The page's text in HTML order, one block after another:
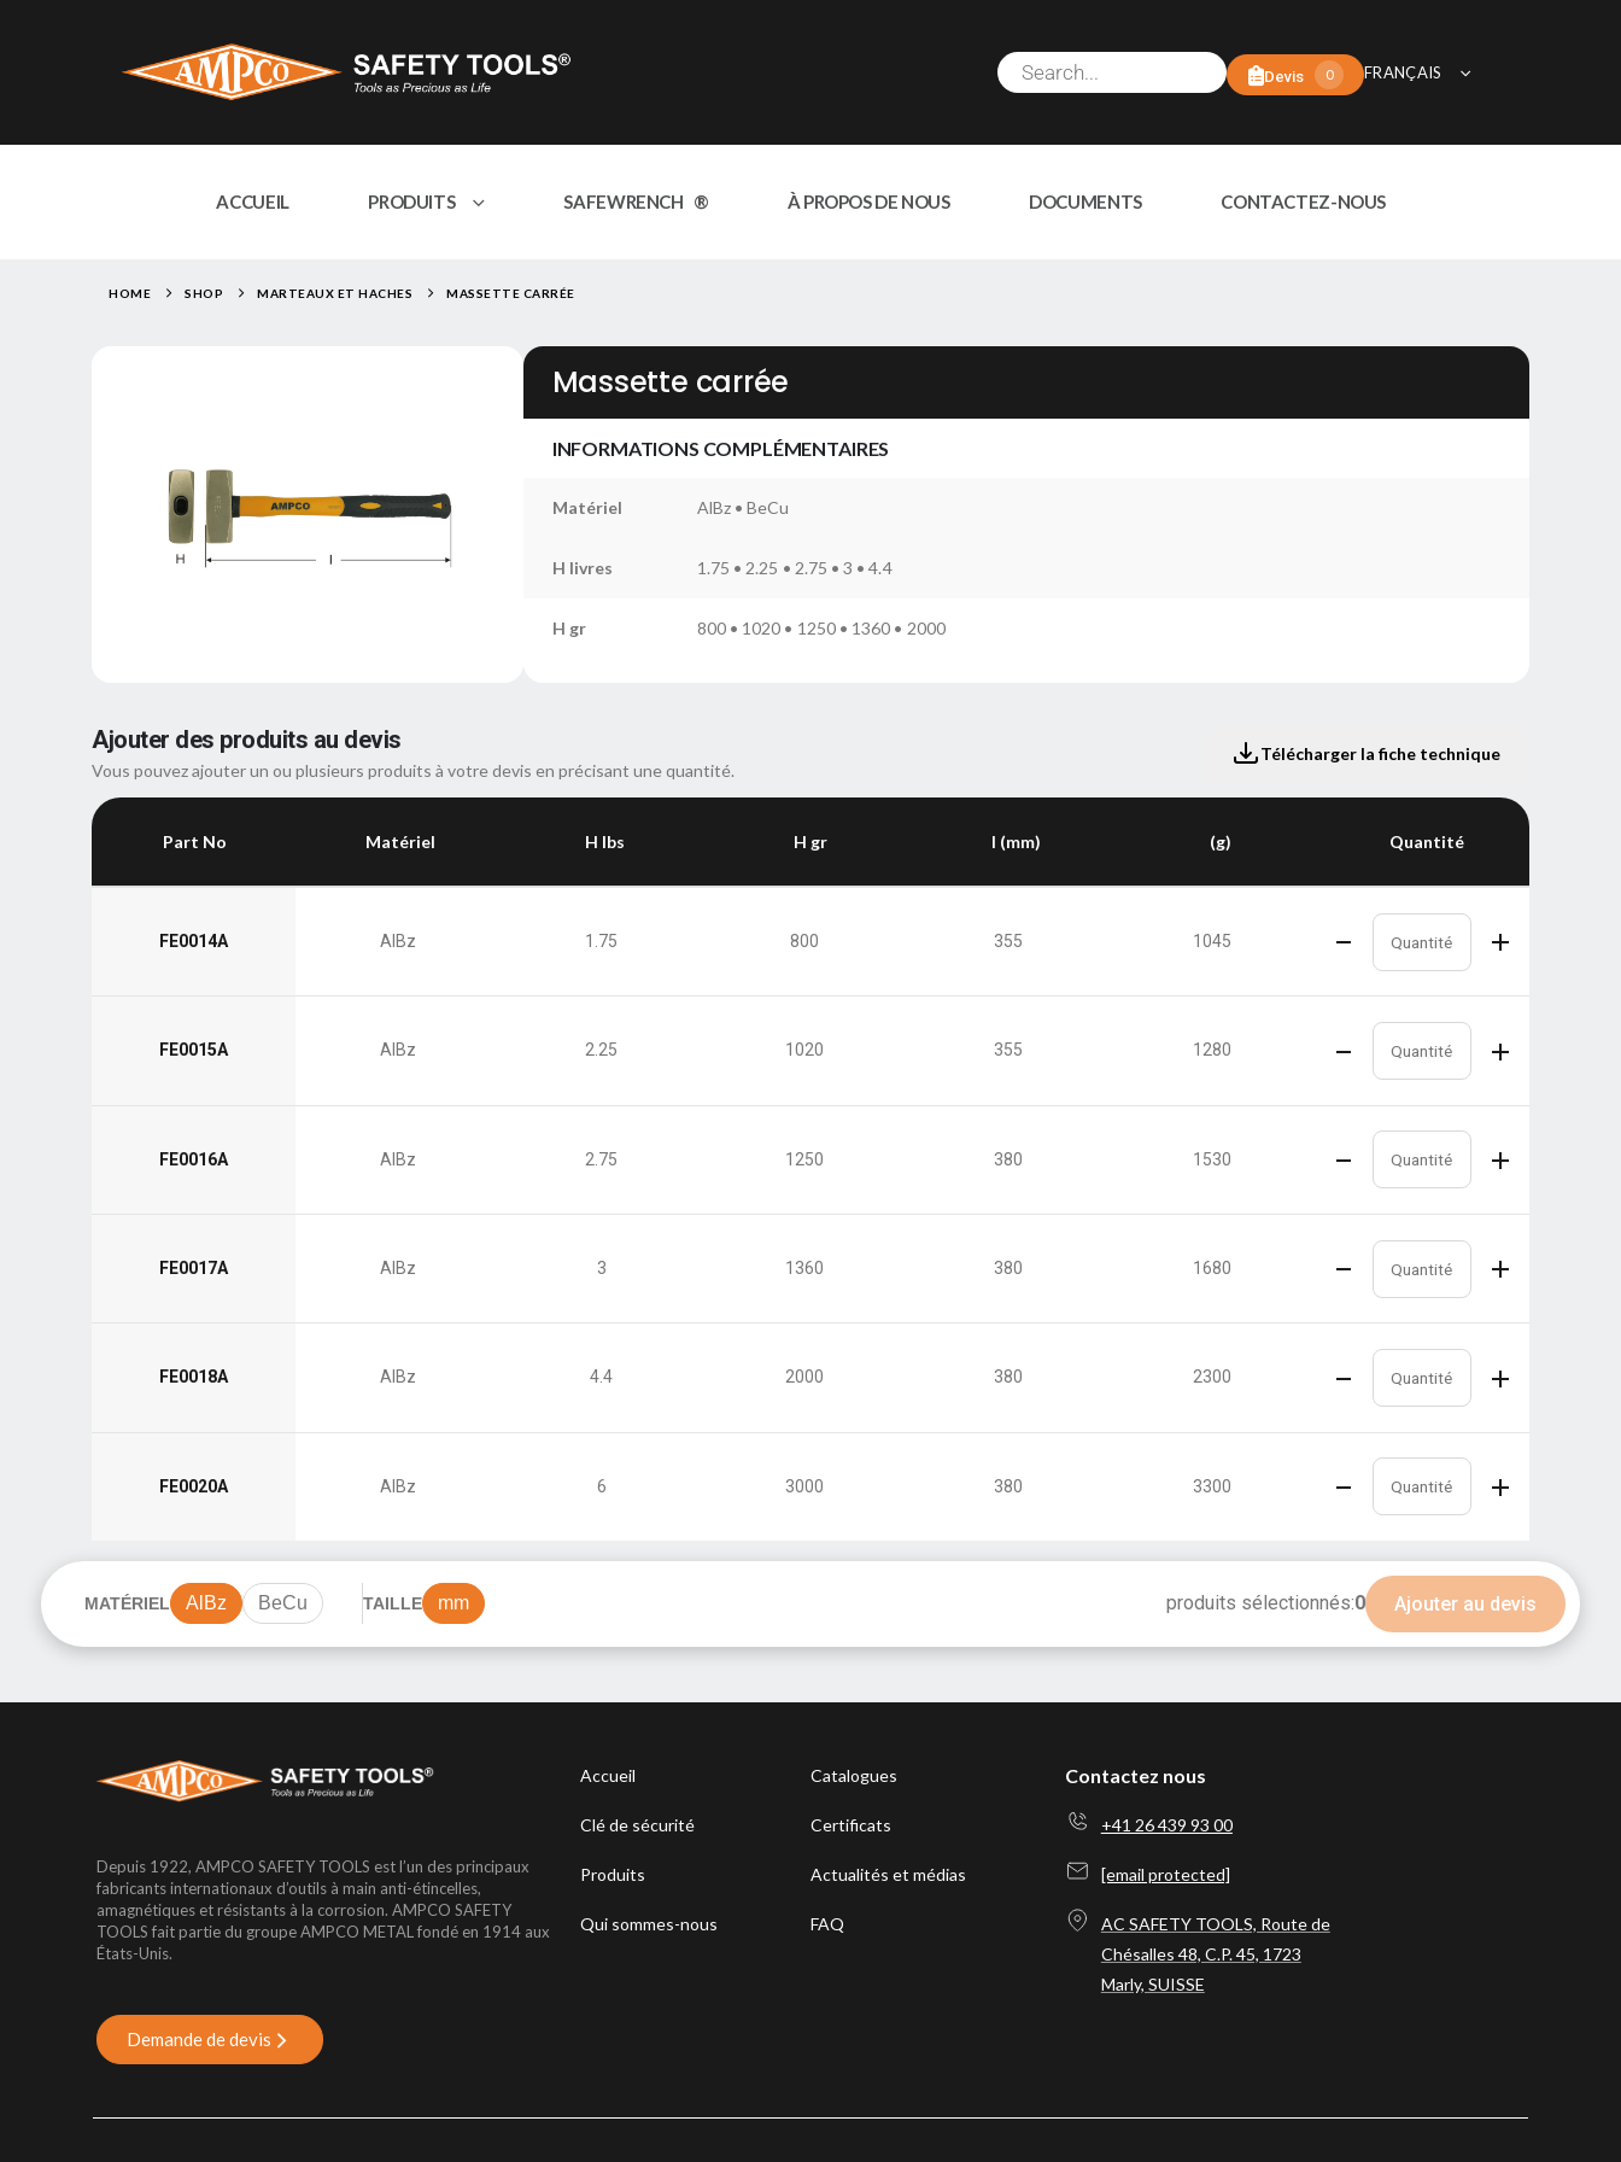
0
Devis FRANÇAIS
ACCUEIL PRODUITS SAFEWRENCH ® À PROPOS DE NOUS DOCUMENTS CONTACTEZ-NOUS
HOME SHOP MARTEAUX ET HACHES MASSETTE CARRÉE
Massette carrée
INFORMATIONS COMPLÉMENTAIRES
Matériel AlBz • BeCu
H livres 1.75 • 2.25 • 2.75 • 3 • 4.4
H gr 800 • 1020 • 1250 • 1360 • 2000
Ajouter des produits au devis
Vous pouvez ajouter un ou plusieurs produits à votre devis en précisant une quantité.
Télécharger la fiche technique
Part No Matériel H lbs H gr l (mm) (g) Quantité
FE0014A AlBz 1.75 800 355 1045
FE0015A AlBz 2.25 1020 355 1280
FE0016A AlBz 2.75 1250 380 1530
FE0017A AlBz 3 1360 380 1680
FE0018A AlBz 4.4 2000 380 2300
FE0020A AlBz 6 3000 380 3300
MATÉRIEL AlBz BeCu TAILLE mm produits sélectionnés:0 Ajouter au devis
Depuis 1922, AMPCO SAFETY TOOLS est l’un des principaux
fabricants internationaux d’outils à main anti-étincelles,
amagnétiques et résistants à la corrosion. AMPCO SAFETY
TOOLS fait partie du groupe AMPCO METAL fondé en 1914 aux
États-Unis.
Demande de devis
Accueil
Clé de sécurité
Produits
Qui sommes-nous
Catalogues
Certificats
Actualités et médias
FAQ
Contactez nous
+41 26 439 93 00
[email protected]
AC SAFETY TOOLS, Route de
Chésalles 48, C.P. 45, 1723
Marly, SUISSE